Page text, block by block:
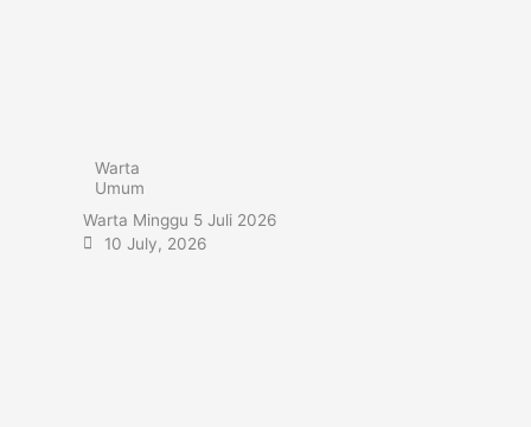
Warta
Umum
Warta Minggu 5 Juli 2026
10 July, 2026